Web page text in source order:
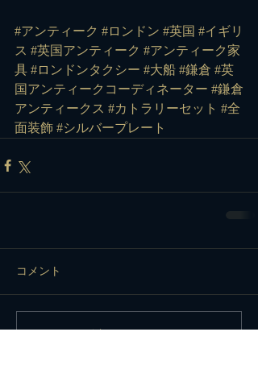
#アンティーク #ロンドン #英国 #イギリ
ス #英国アンティーク #アンティーク家
具 #ロンドンタクシー #大船 #鎌倉 #英
国アンティークコーディネーター #鎌倉
アンティークス #カトラリーセット #全
面装飾 #シルバープレート
コメント